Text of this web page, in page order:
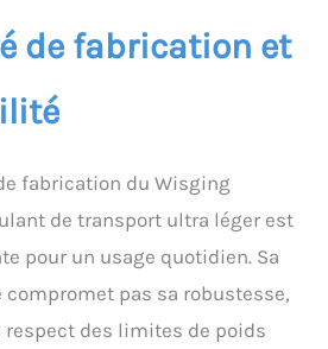
de fabrication et
fabrication du Wisging
de transport ultra léger est
pour un usage quotidien. Sa
compromet pas sa robustesse,
respect des limites de poids